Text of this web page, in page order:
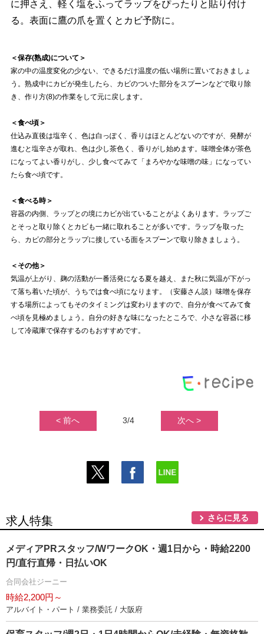
に押さえ、軽く塩をふってラップをぴったりと貼り付け
る。表面に鷹の爪を置くとカビ予防に。
＜保存(熟成)について＞
家の中の温度変化の少ない、できるだけ温度の低い場所に置いておきましょ
う。熟成中にカビが発生したら、カビのついた部分をスプーンなどで取り除
き、作り方(8)の作業をして元に戻します。
＜食べ頃＞
仕込み直後は塩辛く、色は白っぽく、香りはほとんどないのですが、発酵が
進むと塩辛さが取れ、色は少し茶色く、香りがし始めます。味噌全体が茶色
になってよい香りがし、少し食べてみて「まろやかな味噌の味」になってい
たら食べ頃です。
＜食べる時＞
容器の内側、ラップとの境にカビが出ていることがよくあります。ラップご
とそっと取り除くとカビも一緒に取れることが多いです。ラップを取った
ら、カビの部分とラップに接している面をスプーンで取り除きましょう。
＜その他＞
気温が上がり、麹の活動が一番活発になる夏を越え、また秋に気温が下がっ
て落ち着いた頃が、うちでは食べ頃になります。（安藤さん談）味噌を保存
する場所によってもそのタイミングは変わりますので、自分が食べてみて食
べ頃を見極めましょう。自分の好きな味になったところで、小さな容器に移
して冷蔵庫で保存するのもおすすめです。
< 前へ 3/4 次へ >
求人特集 さらに見る
メディアPRスタッフ/WワークOK・週1日から・時給2200
円/直行直帰・日払いOK
合同会社ジーニー
時給2,200円～
アルバイト・パート / 業務委託 / 大阪府